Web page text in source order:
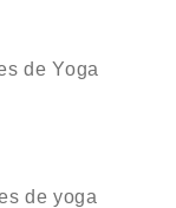
de Yoga
de yoga